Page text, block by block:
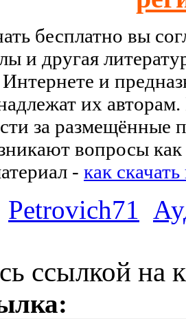
бесплатно вы
и другая
и
их
за размещённые
вопросы как
- как
Petrovich71
ссылкой на